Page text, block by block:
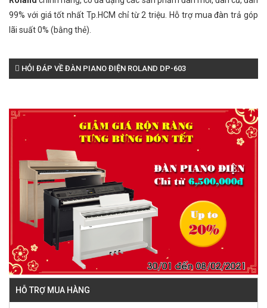
99% với giá tốt nhất Tp.HCM chỉ từ 2 triệu. Hỗ trợ mua đàn trả góp
lãi suất 0% (bằng thẻ).
HỎI ĐÁP VỀ ĐÀN PIANO ĐIỆN ROLAND DP-603
HỖ TRỢ MUA HÀNG